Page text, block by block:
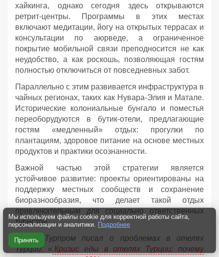
хайкинга, однако сегодня здесь открываются
ретрит-центры. Программы в этих местах
включают медитации, йогу на открытых террасах и
консультации по аюрведе, а ограниченное
покрытие мобильной связи преподносится не как
неудобство, а как роскошь, позволяющая гостям
полностью отключиться от повседневных забот.
Параллельно с этим развивается инфраструктура в
чайных регионах, таких как Нувара-Элия и Матале.
Исторические колониальные бунгало и поместья
переоборудуются в бутик-отели, предлагающие
гостям «медленный» отдых: прогулки по
плантациям, здоровое питание на основе местных
продуктов и практики осознанности.
Важной частью этой стратегии является
устойчивое развитие: проекты ориентированы на
поддержку местных сообществ и сохранение
биоразнообразия, что делает такой отдых
привлекательным для социально ответственных
туристов.
Ранее Турпром писал о проблемах в отелях
Турции: « Кризис еды в отелях Турции: почему
Мы используем файлы cookie для корректной работы сайта,
персонализации и аналитики. Подробнее
Принять